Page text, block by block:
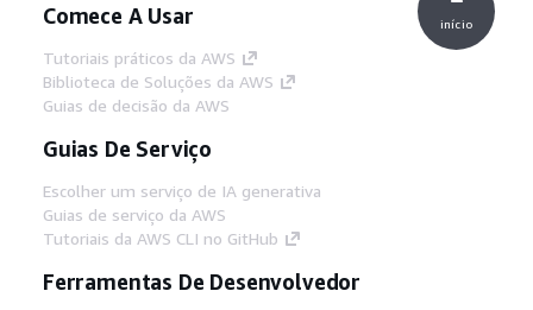
Comece A Usar
Tutoriais práticos da AWS
Biblioteca de Soluções da AWS
Guias de decisão da AWS
Guias De Serviço
Escolher um serviço de IA generativa
Guias de serviço da AWS
Tutoriais da AWS CLI no GitHub
Ferramentas De Desenvolvedor
início